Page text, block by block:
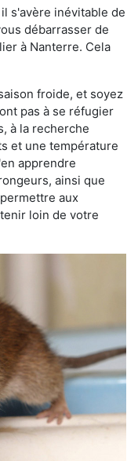
s'avère inévitable de
débarrasser de
à Nanterre. Cela
froide, et soyez
pas à se réfugier
à la recherche
et une température
apprendre
ainsi que
aux
loin de votre